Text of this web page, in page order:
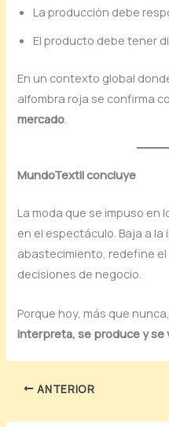
La producción debe
El producto debe tener
En un contexto global
alfombra roja se confirma
mercado.
MundoTextil concluye
La moda que se impuso en
en el espectáculo. Baja a
abastecimiento, redefine
decisiones de negocio.
Porque hoy, más que
interpreta, se produce y se
ANTERIOR